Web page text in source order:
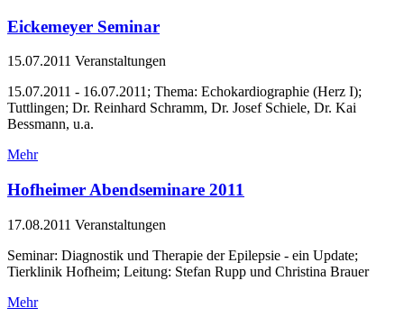
Eickemeyer Seminar
15.07.2011 Veranstaltungen
15.07.2011 - 16.07.2011; Thema: Echokardiographie (Herz I);
Tuttlingen; Dr. Reinhard Schramm, Dr. Josef Schiele, Dr. Kai
Bessmann, u.a.
Mehr
Hofheimer Abendseminare 2011
17.08.2011 Veranstaltungen
Seminar: Diagnostik und Therapie der Epilepsie - ein Update;
Tierklinik Hofheim; Leitung: Stefan Rupp und Christina Brauer
Mehr